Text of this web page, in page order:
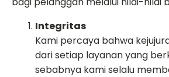
Integritas
Kami percaya bahwa
dari setiap layanan yang
sebabnya kami selalu